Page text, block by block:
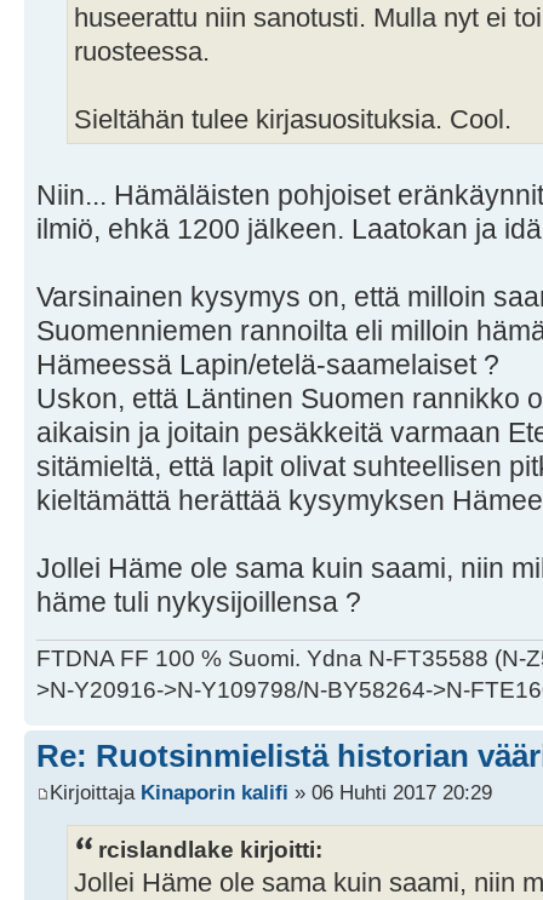
huseerattu niin sanotusti. Mulla nyt ei
ruosteessa.
Sieltähän tulee kirjasuosituksia. Cool.
Niin... Hämäläisten pohjoiset
ilmiö, ehkä 1200 jälkeen. Laatokan ja
Varsinainen kysymys on, että milloin
Suomenniemen rannoilta eli milloin
Hämeessä Lapin/etelä-saamelaiset ?
Uskon, että Läntinen Suomen rannikko
aikaisin ja joitain pesäkkeitä varmaan
sitämieltä, että lapit olivat suhteellisen
kieltämättä herättää kysymyksen
Jollei Häme ole sama kuin saami, niin
häme tuli nykysijoillensa ?
FTDNA FF 100 % Suomi. Ydna N-FT35588 (N-
>N-Y20916->N-Y109798/N-BY58264->N-
Re: Ruotsinmielistä historian
Kirjoittaja Kinaporin kalifi » 06 Huhti 2017 20:29
rcislandlake kirjoitti:
Jollei Häme ole sama kuin saami, niin